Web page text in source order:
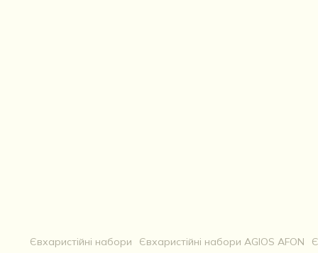
Євхаристійні набори Євхаристійні набори AGIOS AFON